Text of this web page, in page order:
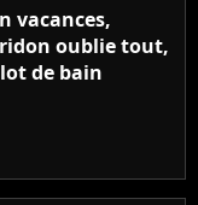
vacances,
oublie tout,
de bain